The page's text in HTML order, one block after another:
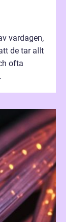
vardagen,
de tar allt
ofta